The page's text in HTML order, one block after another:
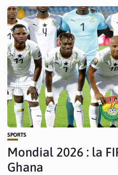
SPORTS
Mondial 2026 : la
Ghana